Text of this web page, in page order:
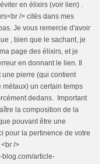
en élixirs (voir lien) .
/> cités dans mes
Je vous remercie d'avoir
, bien que le sachant, je
page des élixirs, et je
en donnant le lien. Il
pierre (qui contient
un certain temps
dedans. Important
la composition de la
pouvant être une
pour la pertinence de votre
/>
blog.com/article-